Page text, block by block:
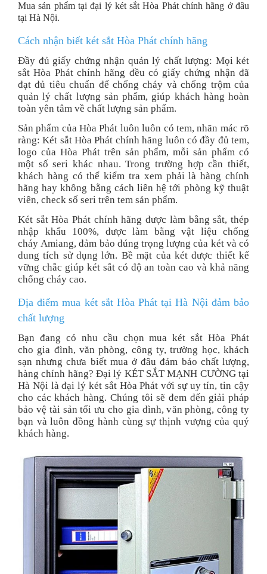
Mua sản phẩm tại đại lý két sắt Hòa Phát chính hãng ở đâu
tại Hà Nội.
Cách nhận biết két sắt Hòa Phát chính hãng
Đầy đủ giấy chứng nhận quản lý chất lượng: Mọi két
sắt Hòa Phát chính hãng đều có giấy chứng nhận đã
đạt đủ tiêu chuẩn để chống cháy và chống trộm của
quản lý chất lượng sản phẩm, giúp khách hàng hoàn
toàn yên tâm về chất lượng sản phẩm.
Sản phẩm của Hòa Phát luôn luôn có tem, nhãn mác rõ
ràng: Két sắt Hòa Phát chính hãng luôn có đầy đủ tem,
logo của Hòa Phát trên sản phẩm, mỗi sản phẩm có
một số seri khác nhau. Trong trường hợp cần thiết,
khách hàng có thể kiểm tra xem phải là hàng chính
hãng hay không bằng cách liên hệ tới phòng kỹ thuật
viên, check số seri trên tem sản phẩm.
Két sắt Hòa Phát chính hãng được làm bằng sắt, thép
nhập khẩu 100%, được làm bằng vật liệu chống
cháy Amiang, đảm bảo đúng trọng lượng của két và có
dung tích sử dụng lớn. Bề mặt của két được thiết kế
vững chắc giúp két sắt có độ an toàn cao và khả năng
chống cháy cao.
Địa điểm mua két sắt Hòa Phát tại Hà Nội đảm bảo
chất lượng
Bạn đang có nhu cầu chọn mua két sắt Hòa Phát
cho gia đình, văn phòng, công ty, trường học, khách
sạn nhưng chưa biết mua ở đâu đảm bảo chất lượng,
hàng chính hãng? Đại lý KÉT SẮT MẠNH CƯỜNG tại
Hà Nội là đại lý két sắt Hòa Phát với sự uy tín, tin cậy
cho các khách hàng. Chúng tôi sẽ đem đến giải pháp
bảo vệ tài sản tối ưu cho gia đình, văn phòng, công ty
bạn và luôn đồng hành cùng sự thịnh vượng của quý
khách hàng.